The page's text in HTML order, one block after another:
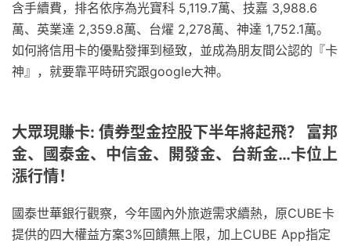
含手續費，排名依序為光寶科 5,119.7萬、技嘉 3,988.6
萬、英業達 2,359.8萬、台燿 2,278萬、神達 1,752.1萬。
如何將信用卡的優點發揮到極致，並成為朋友間公認的『卡
神』，就要靠平時研究跟google大神。
大眾現賺卡: 債券型金控股下半年將起飛？ 富邦
金、國泰金、中信金、開發金、台新金…卡位上
漲行情！
國泰世華銀行觀察，今年國內外旅遊需求續熱，原CUBE卡
提供的四大權益方案3%回饋無上限，加上CUBE App指定